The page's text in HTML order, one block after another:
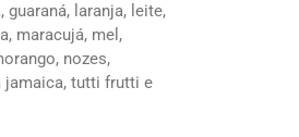
guaraná, laranja, leite,
maracujá, mel,
nozes,
jamaica, tutti frutti e